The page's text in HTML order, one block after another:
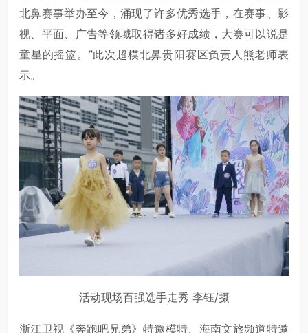
北鼻赛事举办至今，涌现了许多优秀选手，在赛事、影
视、平面、广告等领域取得诸多好成绩，大赛可以说是
童星的摇篮。”此次超模北鼻贵阳赛区负责人熊老师表
示。
活动现场百强选手走秀 李钰/摄
浙江卫视《奔跑吧兄弟》特邀模特、海南文旅频道特邀